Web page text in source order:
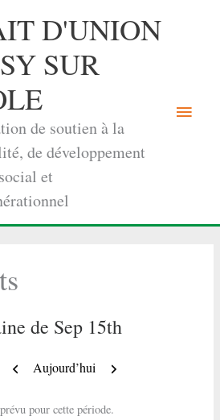
D'UNION
SUR
de soutien à la
de développement
et
Menu
de Sep 15th
Précédent
Aujourd’hui Suivant
pour cette période.